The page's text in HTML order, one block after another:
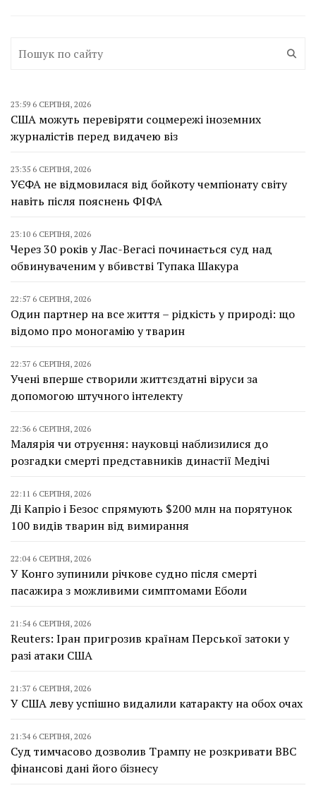
23:59 6 СЕРПНЯ, 2026
США можуть перевіряти соцмережі іноземних
журналістів перед видачею віз
23:35 6 СЕРПНЯ, 2026
УЄФА не відмовилася від бойкоту чемпіонату світу
навіть після пояснень ФІФА
23:10 6 СЕРПНЯ, 2026
Через 30 років у Лас-Вегасі починається суд над
обвинуваченим у вбивстві Тупака Шакура
22:57 6 СЕРПНЯ, 2026
Один партнер на все життя – рідкість у природі: що
відомо про моногамію у тварин
22:37 6 СЕРПНЯ, 2026
Учені вперше створили життєздатні віруси за
допомогою штучного інтелекту
22:36 6 СЕРПНЯ, 2026
Малярія чи отруєння: науковці наблизилися до
розгадки смерті представників династії Медічі
22:11 6 СЕРПНЯ, 2026
Ді Капріо і Безос спрямують $200 млн на порятунок
100 видів тварин від вимирання
22:04 6 СЕРПНЯ, 2026
У Конго зупинили річкове судно після смерті
пасажира з можливими симптомами Еболи
21:54 6 СЕРПНЯ, 2026
Reuters: Іран пригрозив країнам Перської затоки у
разі атаки США
21:37 6 СЕРПНЯ, 2026
У США леву успішно видалили катаракту на обох очах
21:34 6 СЕРПНЯ, 2026
Суд тимчасово дозволив Трампу не розкривати BBC
фінансові дані його бізнесу